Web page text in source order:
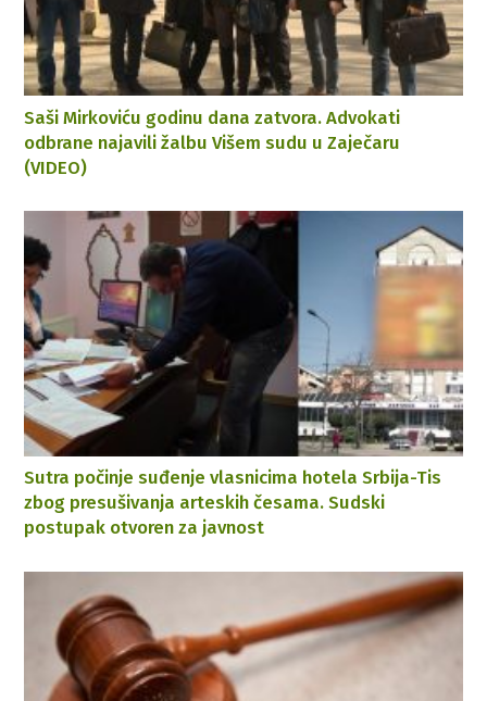
Saši Mirkoviću godinu dana zatvora. Advokati
odbrane najavili žalbu Višem sudu u Zaječaru
(VIDEO)
Sutra počinje suđenje vlasnicima hotela Srbija-Tis
zbog presušivanja arteskih česama. Sudski
postupak otvoren za javnost